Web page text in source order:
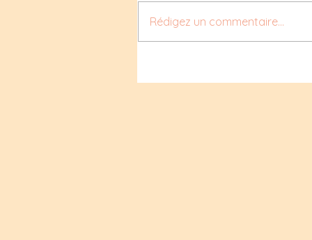
Rédigez un commentaire...